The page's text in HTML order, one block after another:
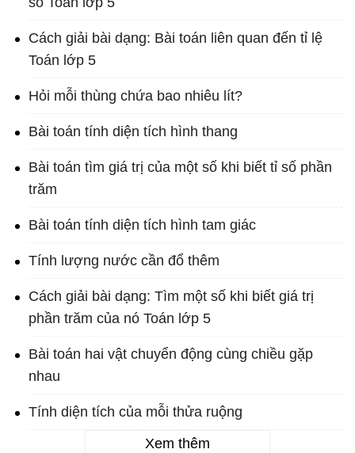
Cách giải bài dạng: Bài toán liên quan đến tỉ lệ
Toán lớp 5
Hỏi mỗi thùng chứa bao nhiêu lít?
Bài toán tính diện tích hình thang
Bài toán tìm giá trị của một số khi biết tỉ số phần
trăm
Bài toán tính diện tích hình tam giác
Tính lượng nước cần đổ thêm
Cách giải bài dạng: Tìm một số khi biết giá trị
phần trăm của nó Toán lớp 5
Bài toán hai vật chuyển động cùng chiều gặp
nhau
Tính diện tích của mỗi thửa ruộng
Xem thêm